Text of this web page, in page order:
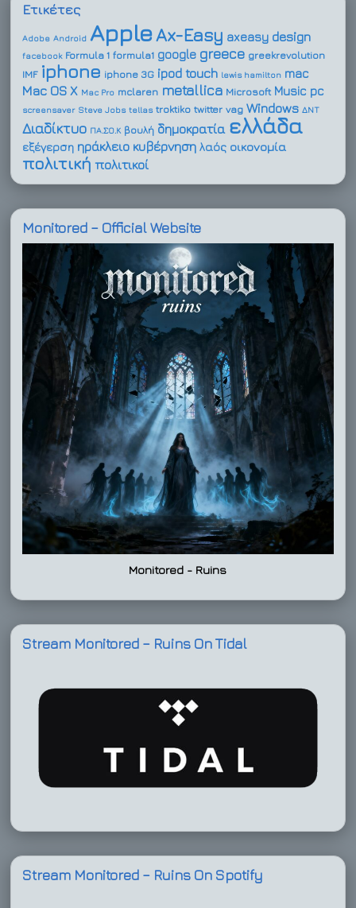
Ετικέτες
Adobe Android AppleAx-Easy axeasy design
facebook Formula 1 formula1 google greece greekrevolution
IMF iphone iphone 3G ipod touch lewis hamilton mac
Mac OS X Mac Pro mclaren metallica Microsoft Music pc
screensaver Steve Jobs tellas troktiko twitter vag Windows ΔΝΤ
Διαδίκτυο ΠΑ.ΣΟ.Κ βουλή δημοκρατία ελλάδα
εξέγερση ηράκλειο κυβέρνηση λαός οικονομία
πολιτική πολιτικοί
Monitored – Official Website
Monitored - Ruins
Stream Monitored – Ruins On Tidal
Stream Monitored – Ruins On Spotify